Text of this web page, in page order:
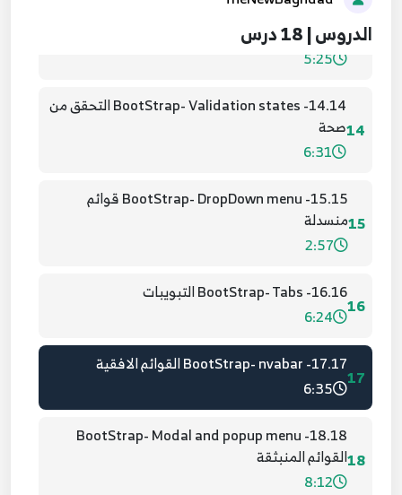
الدروس | 18 درس
13
13.13- BootStrap- work with forms
5:25
14
14.14- BootStrap- Validation states التحقق من
صحة
6:31
15
15.15- BootStrap- DropDown menu قوائم
منسدلة
2:57
16
16.16- BootStrap- Tabs التبويبات
6:24
17
17.17- BootStrap- nvabar القوائم الافقية
6:35
18
18.18- BootStrap- Modal and popup menu
القوائم المنبثقة
8:12